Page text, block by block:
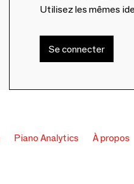
Utilisez les mêmes
Se connecter
Piano Analytics À propos